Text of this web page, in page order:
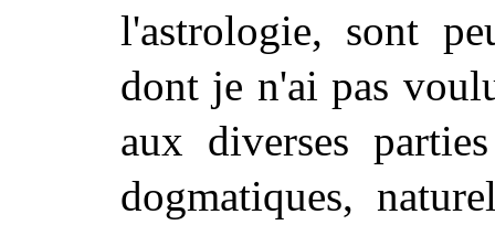
l'astrologie, sont
dont je n'ai pas
aux diverses
dogmatiques,